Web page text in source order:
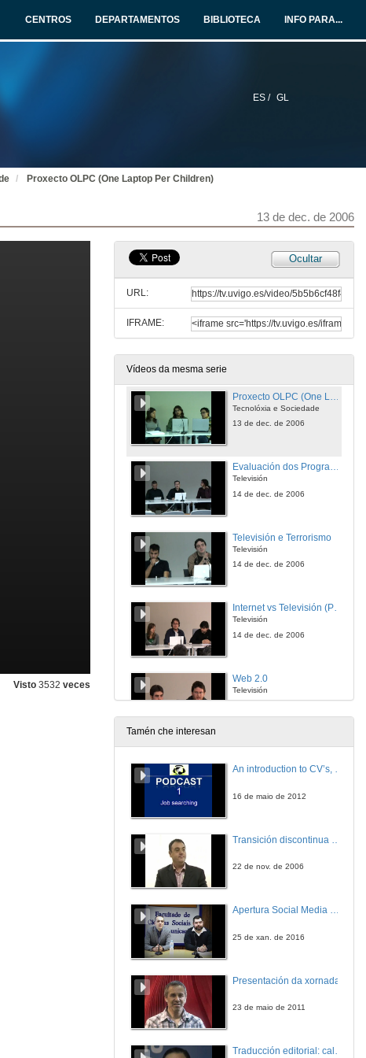
CENTROS DEPARTAMENTOS BIBLIOTECA INFO PARA...
ES / GL
Proxecto OLPC (One Laptop Per Children)
13 de dec. de 2006
Visto 3532 veces
Ocultar
URL:
IFRAME:
Vídeos da mesma serie
Publicidade Subliminal
13 de dec. de 2006
Nanotecnología
Tecnolóxia e Sociedade
Software Libre
Tecnolóxia e Sociedade
13 de dec. de 2006
Tecnolóxia e Sociedade
13 de dec. de 2006
Evaluación dos Programas Formativos, Culturais e Musicais da Televisión Pública
Televisión
14 de dec. de 2006
Televisión e Terrorismo
Televisión
14 de dec. de 2006
Internet vs Televisión (Pasado, Presente e Futuro)
Televisión
14 de dec. de 2006
Web 2.0
Televisión
No-Logo, Pro-Logo: O Poder das Marcas
14 de dec. de 2006
14 de dec. de 2006
14 de dec. de 2006
Tamén che interesan
An introduction to CV’s, letters, and job searching
16 de maio de 2012
22 de nov. de 2006
Apertura Social Media Day 2016
25 de xan. de 2016
Presentación da xornada
23 de maio de 2011
Traducción editorial: calidade e xestión de proxectos